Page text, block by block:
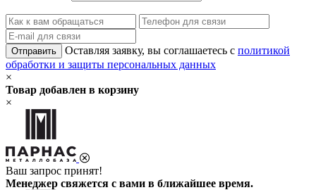
Отправить Оставляя заявку, вы соглашаетесь с политикой
обработки и защиты персональных данных
×
Товар добавлен в корзину
×
Ваш запрос принят!
Менеджер свяжется с вами в ближайшее время.